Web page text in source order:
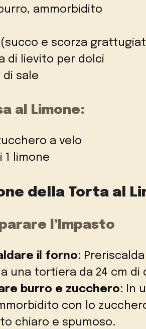
ammorbidito
(succo e scorza
di lievito per dolci
di sale
al Limone:
a velo
1 limone
della Torta al
l’Impasto
il forno:
una tortiera da 24 cm di
burro e zucchero: In
con lo
chiaro e spumoso.